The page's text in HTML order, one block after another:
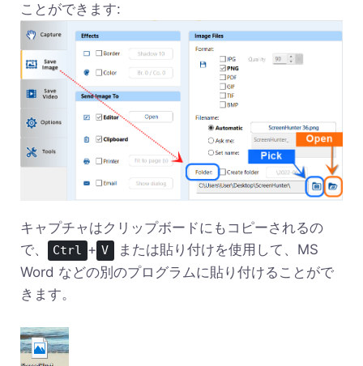
ことができます:
キャプチャはクリップボードにもコピーされるの
で、
Ctrl + V
または貼り付けを使用して、MS
Word などの別のプログラムに貼り付けることがで
きます。